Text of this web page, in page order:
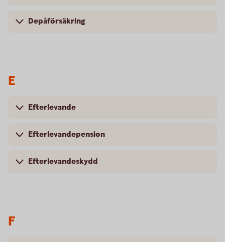
Depåförsäkring
E
Efterlevande
Efterlevandepension
Efterlevandeskydd
F